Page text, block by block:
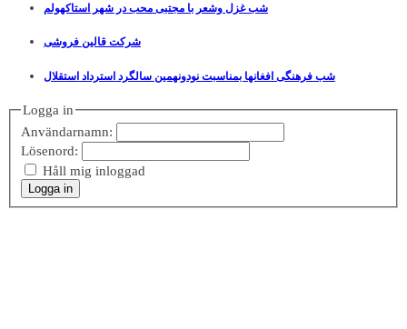
شب غزل وشعر با مجتبی محب در شهر استاکهولم
شرکت قالین فروشی
شب فرهنگی افغانها بمناسبت نودونهمین سالگرد استرداد استقلال
Logga in
Användarnamn:
Lösenord:
Håll mig inloggad
Logga in